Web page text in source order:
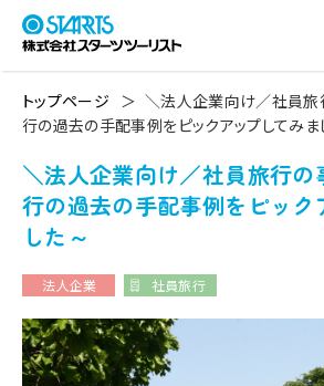
トップページ
＼法人企業向け／社員
行の過去の手配事例をピックアップしてみま
＼法人企業向け／社員旅行の
行の過去の手配事例をピック
した～
法人企業 社員旅行